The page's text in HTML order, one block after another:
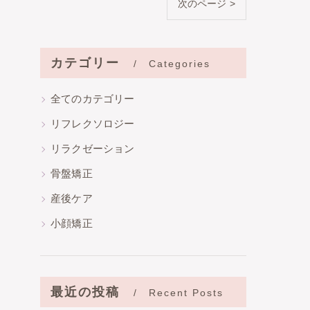
次のページ >
カテゴリー Categories
全てのカテゴリー
リフレクソロジー
リラクゼーション
骨盤矯正
産後ケア
小顔矯正
最近の投稿 Recent Posts